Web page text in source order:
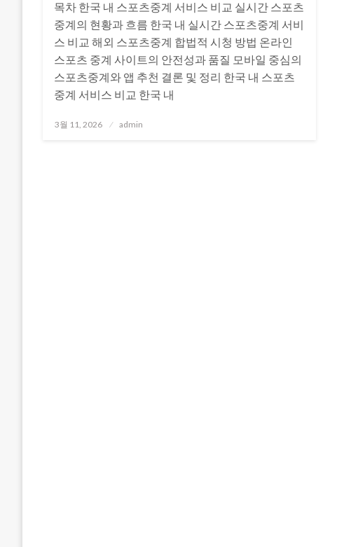
목차 한국 내 스포츠중계 서비스 비교 실시간 스포츠
중계의 현황과 흐름 한국 내 실시간 스포츠중계 서비
스 비교 해외 스포츠중계 합법적 시청 방법 온라인
스포츠 중계 사이트의 안전성과 품질 모바일 중심의
스포츠중계와 앱 추천 결론 및 정리 한국 내 스포츠
중계 서비스 비교 한국 내
Posted
3월 11, 2026 admin